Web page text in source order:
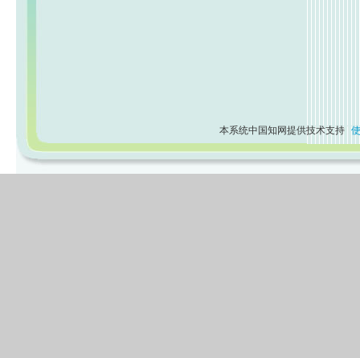
本系统中国知网提供技术支持